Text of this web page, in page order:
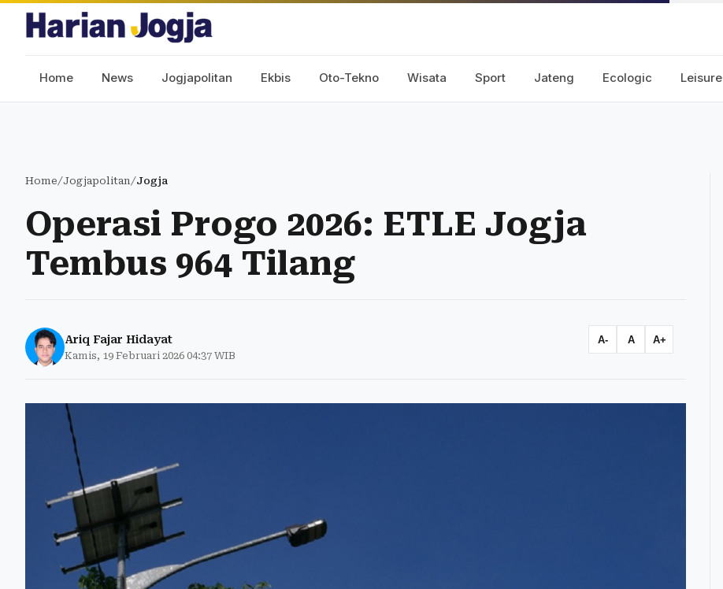
Home News Jogjapolitan Ekbis Oto-Tekno Wisata Sport Jateng Ecologic Leisure
Home/Jogjapolitan/Jogja
Operasi Progo 2026: ETLE Jogja
Tembus 964 Tilang
Ariq Fajar Hidayat
Kamis, 19 Februari 2026 04:37 WIB
A- A A+